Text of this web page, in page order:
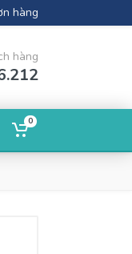
hàng
hàng
0